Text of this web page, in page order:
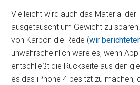
Vielleicht wird auch das Material der
ausgetauscht um Gewicht zu
von Karbon die Rede (wir
unwahrscheinlich wäre es, wenn
entschließt die Rückseite aus den
es das iPhone 4 besitzt zu machen,